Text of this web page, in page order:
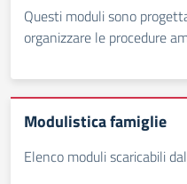
Questi moduli sono
organizzare le procedure
Modulistica famiglie
Elenco moduli scaricabili